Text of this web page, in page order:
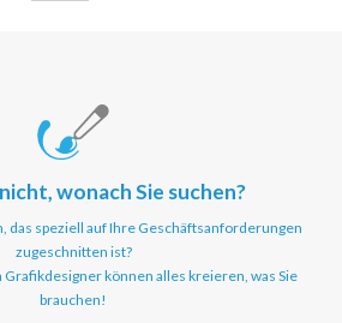
wonach Sie suchen?
das speziell auf Ihre Geschäftsanforderungen
zugeschnitten ist?
können alles kreieren, was Sie
brauchen!